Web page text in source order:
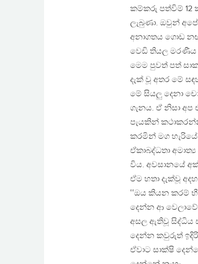
කම්කරු පත්විම් 12
ලැබුණා. ඔවුන්
අනාගතය ගොඩ
වෙඩි තියල මරණීය
මෙම පුවත් පත්
දැක් වූ අතර මේ
මේ සියලු දෙනා
ගැනය. ඒ නිසා
පැයකින්
කරමින් මග
ඒකාබද්ධතා
විය. අවසානයේ
ඒම හතා දැක්වූ
‛‛ඔය කියන කරම්
දෙන්න ආ
අසල ඇතිවූ සිද්ධිය
දෙන්න කවුරුත්
ඒවාට සාක්ෂි